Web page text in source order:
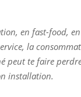
en fast-food,
la
peut te faire
installation.